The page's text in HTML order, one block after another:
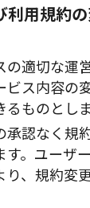
利用規約
の適切な運
ビス内容の
ものとしま
承認なく規
す。ユーザ
り、規約変